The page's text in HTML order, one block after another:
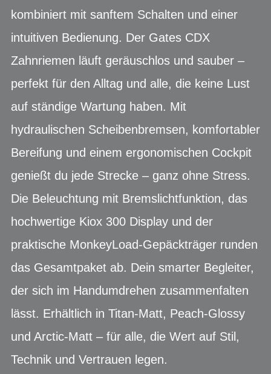
kombiniert mit sanftem Schalten und einer
intuitiven Bedienung. Der Gates CDX
Zahnriemen läuft geräuschlos und sauber –
perfekt für den Alltag und alle, die keine Lust
auf ständige Wartung haben. Mit
hydraulischen Scheibenbremsen, komfortabler
Bereifung und einem ergonomischen Cockpit
genießt du jede Strecke – ganz ohne Stress.
Die Beleuchtung mit Bremslichtfunktion, das
hochwertige Kiox 300 Display und der
praktische MonkeyLoad-Gepäckträger runden
das Gesamtpaket ab. Dein smarter Begleiter,
der sich im Handumdrehen zusammenfalten
lässt. Erhältlich in Titan-Matt, Peach-Glossy
und Arctic-Matt – für alle, die Wert auf Stil,
Technik und Vertrauen legen.